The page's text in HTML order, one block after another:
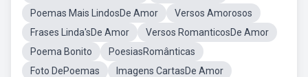
Poemas Mais LindosDe Amor
Versos Amorosos
Frases Linda'sDe Amor
Versos RomanticosDe Amor
Poema Bonito
PoesiasRomânticas
Foto DePoemas
Imagens CartasDe Amor